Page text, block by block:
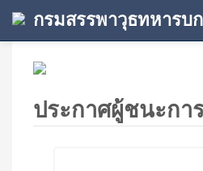
กรมสรรพาวุธทหารบก
ประกาศผู้ชนะกา